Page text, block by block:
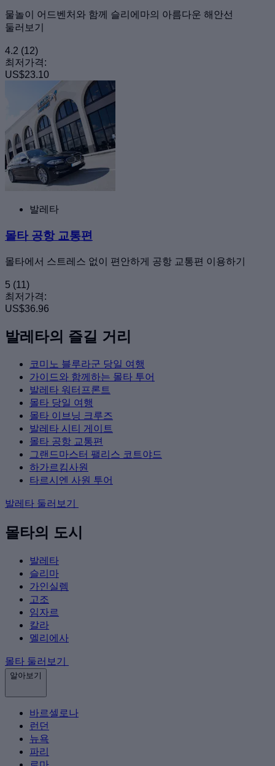
물놀이 어드벤처와 함께 슬리에마의 아름다운 해안선
둘러보기
4.2 (12)
최저가격:
US$23.10
발레타
몰타 공항 교통편
몰타에서 스트레스 없이 편안하게 공항 교통편 이용하기
5 (11)
최저가격:
US$36.96
발레타의 즐길 거리
코미노 블루라군 당일 여행
가이드와 함께하는 몰타 투어
발레타 워터프론트
몰타 당일 여행
몰타 이브닝 크루즈
발레타 시티 게이트
몰타 공항 교통편
그랜드마스터 팰리스 코트야드
하가르킴사원
타르시엔 사원 투어
발레타 둘러보기
몰타의 도시
발레타
슬리마
가인실렘
고조
임자르
칼라
멜리에사
몰타 둘러보기
알아보기
바르셀로나
런던
뉴욕
파리